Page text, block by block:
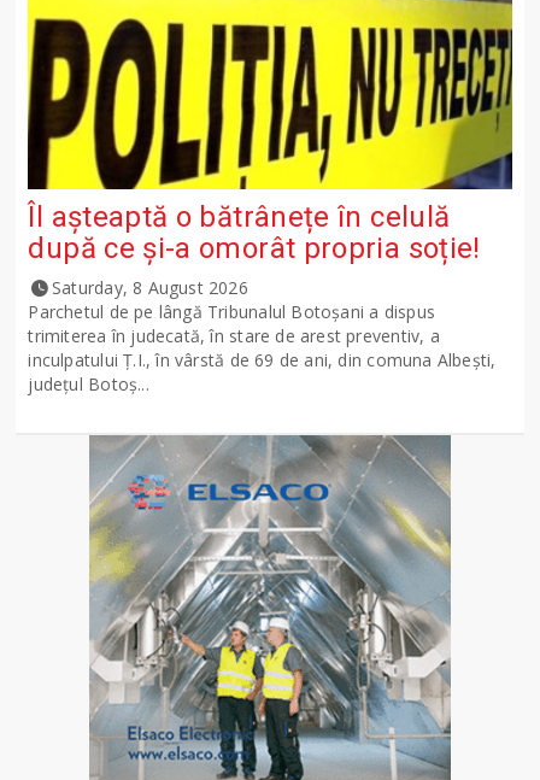
Îl așteaptă o bătrânețe în celulă
după ce și-a omorât propria soție!
Saturday, 8 August 2026
Parchetul de pe lângă Tribunalul Botoşani a dispus
trimiterea în judecată, în stare de arest preventiv, a
inculpatului Ț.I., în vârstă de 69 de ani, din comuna Albești,
județul Botoș...